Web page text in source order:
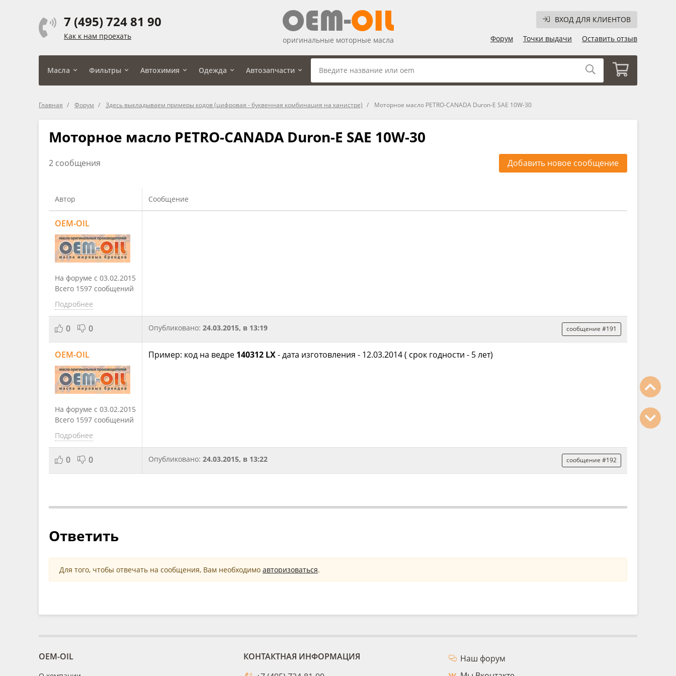
7 (495) 724 81 90
Как к нам проехать
ВХОД ДЛЯ КЛИЕНТОВ
Форум
Точки выдачи Оставить отзыв
оригинальные моторные масла
Масла Фильтры Автохимия Одежда Автозапчасти
Главная Форум Здесь выкладываем примеры кодов (цифровая - буквенная комбинация на канистре) Моторное масло PETRO-CANADA Duron-E SAE 10W-30
Моторное масло PETRO-CANADA Duron-E SAE 10W-30
2 сообщения Добавить новое сообщение
Автор Сообщение
OEM-OIL
На форуме с 03.02.2015
Всего 1597 сообщений
Подробнее
0 0 Опубликовано: 24.03.2015, в 13:19 сообщение #191
OEM-OIL
На форуме с 03.02.2015
Всего 1597 сообщений
Подробнее
Пример: код на ведре 140312 LX- дата изготовления - 12.03.2014 ( срок годности - 5 лет)
0 0 Опубликовано: 24.03.2015, в 13:22 сообщение #192
Ответить
Для того, чтобы отвечать на сообщения, Вам необходимо авторизоваться.
OEM-OIL
КОНТАКТНАЯ ИНФОРМАЦИЯ
Наш форум